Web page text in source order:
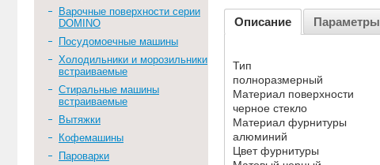
Варочные поверхности серии
DOMINO
Посудомоечные машины
Холодильники и морозильники
встраиваемые
Стиральные машины
встраиваемые
Вытяжки
Кофемашины
Пароварки
Описание Параметры
Тип
полноразмерный
Материал поверхности
черное стекло
Материал фурнитуры
алюминий
Цвет фурнитуры